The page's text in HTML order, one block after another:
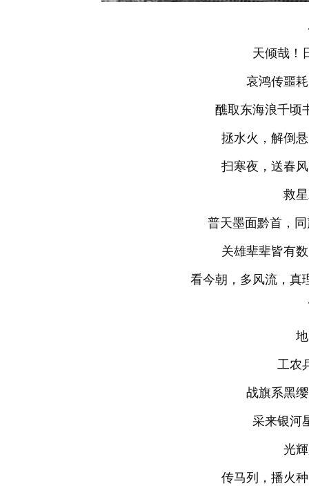
天倾哉！
哀鸿传噩
醮取东海浪千顷
拯水火，解倒
扫寒夜，送春
救
普天墨面黔首，
关雄辈辈皆有
看今朝，多风流，真
工农
战旗系黑
采来银河
光
传马列，播火